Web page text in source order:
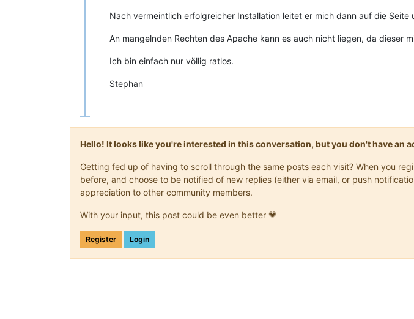
Nach vermeintlich erfolgreicher Installation leitet er mich dann auf die Seite
An mangelnden Rechten des Apache kann es auch nicht liegen, da dieser
Ich bin einfach nur völlig ratlos.
Stephan
Hello! It looks like you're interested in this conversation, but you don't have an
Getting fed up of having to scroll through the same posts each visit? When you
before, and choose to be notified of new replies (either via email, or push
appreciation to other community members.
With your input, this post could be even better 💗
Register Login